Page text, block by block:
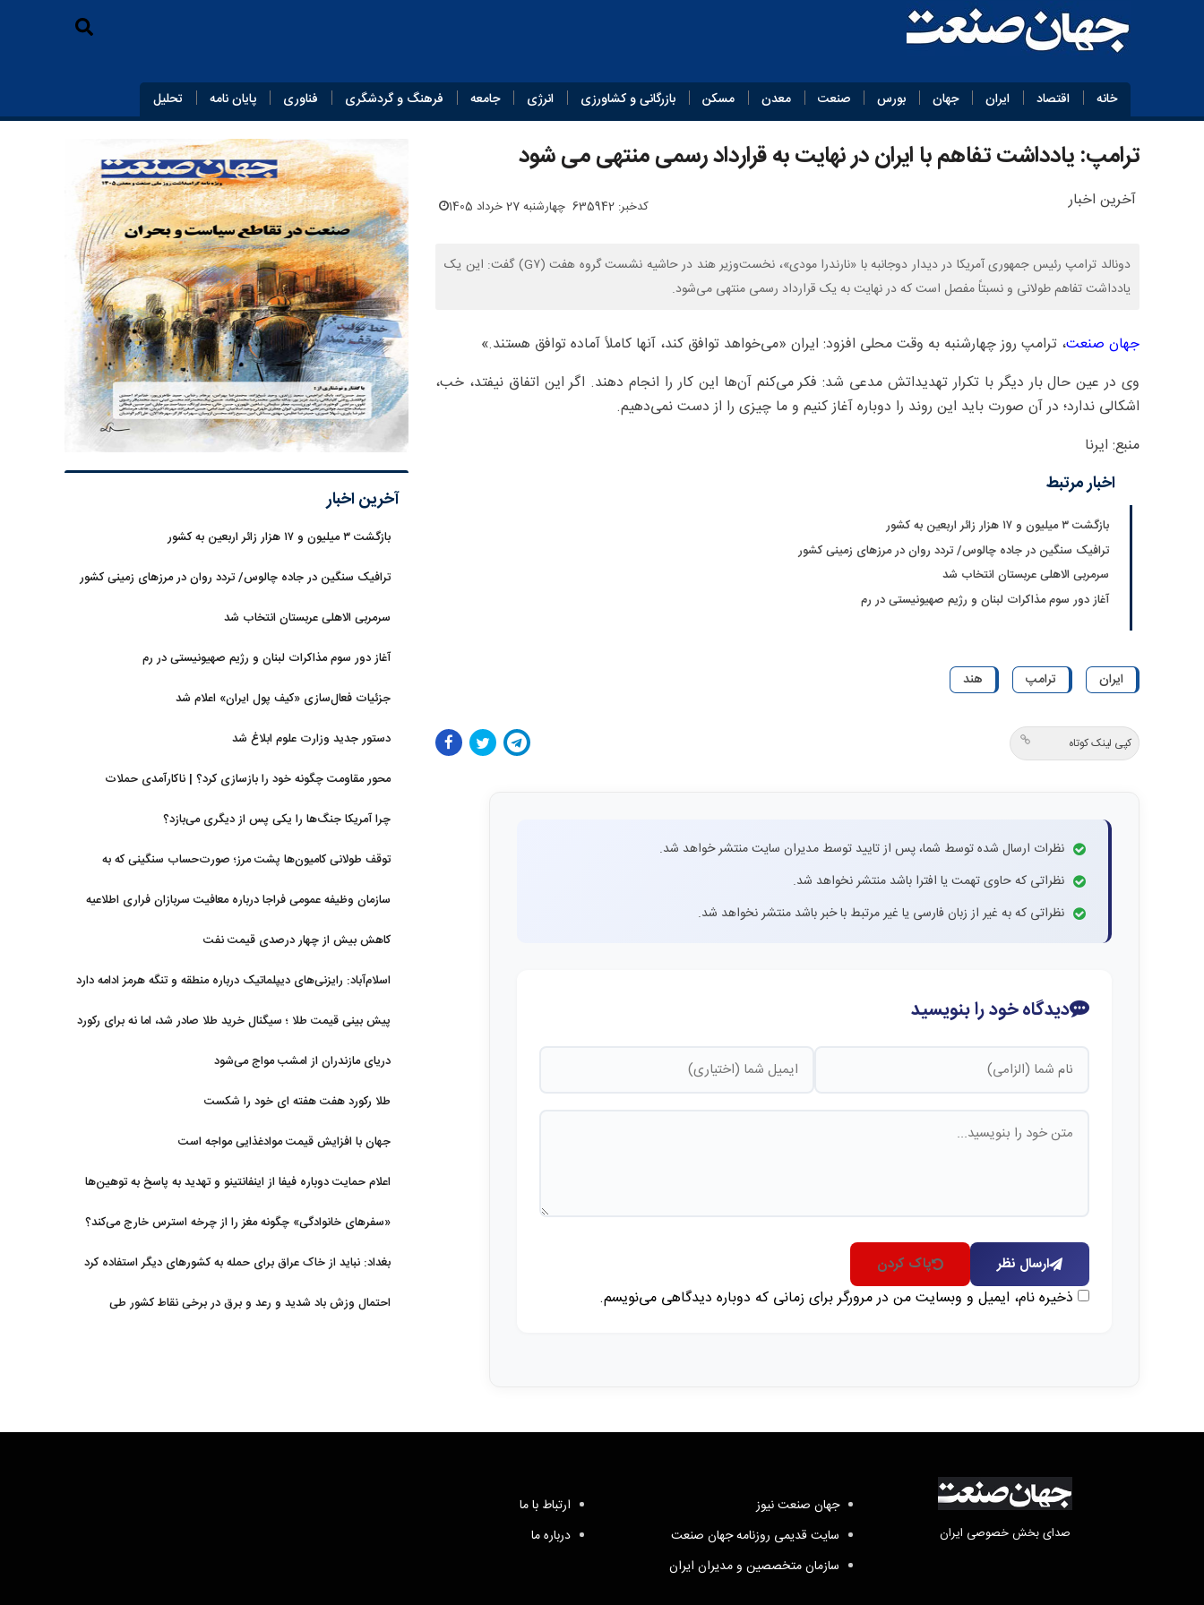
خانه اقتصاد ایران جهان بورس صنعت معدن مسکن بازرگانی و کشاورزی انرژی جامعه فرهنگ و گردشگری فناوری پایان‌ نامه تحلیل
ترامپ: یادداشت تفاهم با ایران در نهایت به قرارداد رسمی منتهی می شود
آخرین اخبار کدخبر: 635942 چهارشنبه 27 خرداد 1405
دونالد ترامپ رئیس جمهوری آمریکا در دیدار دوجانبه با «نارندرا مودی»، نخست‌وزیر هند در حاشیه نشست گروه هفت (G۷) گفت: این یک
یادداشت تفاهم طولانی و نسبتاً مفصل است که در نهایت به یک قرارداد رسمی منتهی می‌شود.
جهان صنعت، ترامپ روز چهارشنبه به وقت محلی افزود: ایران «می‌خواهد توافق کند، آنها کاملاً آماده‌ توافق هستند.»
وی در عین حال بار دیگر با تکرار تهدیداتش مدعی شد: فکر می‌کنم آن‌ها این کار را انجام دهند. اگر این اتفاق نیفتد، خب،
اشکالی ندارد؛ در آن صورت باید این روند را دوباره آغاز کنیم و ما چیزی را از دست نمی‌دهیم.
منبع: ایرنا
اخبار مرتبط
بازگشت ۳ میلیون و ۱۷ هزار زائر اربعین به کشور
ترافیک سنگین در جاده چالوس/ تردد روان در مرزهای زمینی کشور
سرمربی الاهلی عربستان انتخاب شد
آغاز دور سوم مذاکرات لبنان و رژیم صهیونیستی در رم
ایران ترامپ هند
کپی لینک کوتاه
نظرات ارسال شده توسط شما، پس از تایید توسط مدیران سایت منتشر خواهد شد.
نظراتی که حاوی تهمت یا افترا باشد منتشر نخواهد شد.
نظراتی که به غیر از زبان فارسی یا غیر مرتبط با خبر باشد منتشر نخواهد شد.
دیدگاه خود را بنویسید
ارسال نظر پاک کردن
ذخیره نام، ایمیل و وبسایت من در مرورگر برای زمانی که دوباره دیدگاهی می‌نویسم.
آخرین اخبار
بازگشت ۳ میلیون و ۱۷ هزار زائر اربعین به کشور
ترافیک سنگین در جاده چالوس/ تردد روان در مرزهای زمینی کشور
سرمربی الاهلی عربستان انتخاب شد
آغاز دور سوم مذاکرات لبنان و رژیم صهیونیستی در رم
جزئیات فعال‌سازی «کیف پول ایران» اعلام شد
دستور جدید وزارت علوم ابلاغ شد
محور مقاومت چگونه خود را بازسازی کرد؟ | ناکارآمدی حملات
چرا آمریکا جنگ‌ها را یکی پس از دیگری می‌بازد؟
توقف طولانی کامیون‌ها پشت مرز؛ صورت‌حساب سنگینی که به
سازمان وظیفه عمومی فراجا درباره معافیت سربازان فراری اطلاعیه
کاهش بیش از چهار درصدی قیمت نفت
اسلام‌آباد: رایزنی‌های دیپلماتیک درباره منطقه و تنگه هرمز ادامه دارد
پیش بینی قیمت طلا ؛ سیگنال خرید طلا صادر شد، اما نه برای رکورد
دریای مازندران از امشب مواج می‌شود
طلا رکورد هفت هفته ای خود را شکست
جهان با افزایش قیمت موادغذایی مواجه است
اعلام حمایت دوباره فیفا از اینفانتینو و تهدید به پاسخ به توهین‌ها
«سفرهای خانوادگی» چگونه مغز را از چرخه استرس خارج می‌کند؟
بغداد: نباید از خاک عراق برای حمله به کشورهای دیگر استفاده کرد
احتمال وزش باد شدید و رعد و برق در برخی نقاط کشور طی
صدای بخش خصوصی ایران
جهان صنعت نیوز
سایت قدیمی روزنامه جهان صنعت
سازمان متخصصین و مدیران ایران
ارتباط با ما
درباره ما